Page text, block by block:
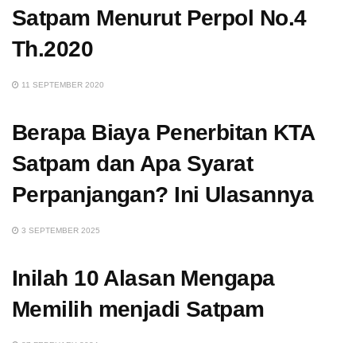
Satpam Menurut Perpol No.4
Th.2020
11 SEPTEMBER 2020
Berapa Biaya Penerbitan KTA
Satpam dan Apa Syarat
Perpanjangan? Ini Ulasannya
3 SEPTEMBER 2025
Inilah 10 Alasan Mengapa
Memilih menjadi Satpam